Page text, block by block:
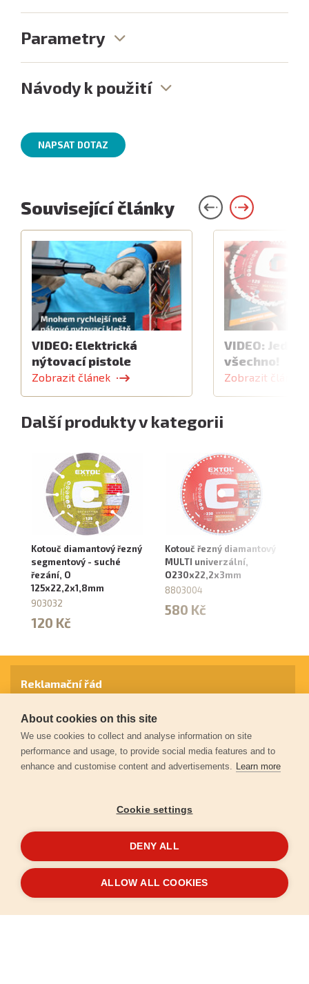
Parametry
Návody k použití
NAPSAT DOTAZ
Související články
VIDEO: Elektrická
nýtovací pistole
Zobrazit článek
VIDEO:
všechno!
Zobrazit článek
Další produkty v kategorii
Kotouč diamantový řezný
segmentový - suché
řezání, O
125x22,2x1,8mm
903032
120 Kč
Kotouč řezný diamantový
MULTI univerzální,
O230x22,2x3mm
8803004
580 Kč
© 2026Extol.cz- Všechna práva vyhrazena
Reklamační řád
Záruční podmínky
Ochrana osobních údajů
VytvořiloFEO
About cookies on this site
We use cookies to collect and analyse information on site
performance and usage, to provide social media features and to
enhance and customise content and advertisements. Learn more
Cookie settings
DENY ALL
ALLOW ALL COOKIES